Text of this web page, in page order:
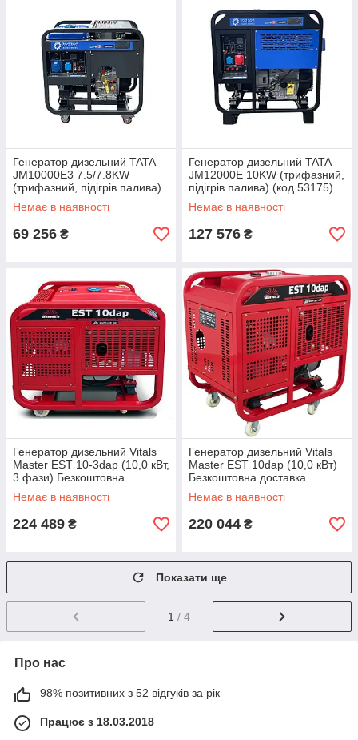
Генератор дизельний TATA
JM10000E3 7.5/7.8KW
(трифазний, підігрів палива)
(код 53174)
Немає в наявності
69 256 ₴
Генератор дизельний TATA
JM12000E 10KW (трифазний,
підігрів палива) (код 53175)
Немає в наявності
127 576 ₴
Генератор дизельний Vitals
Master EST 10-3dap (10,0 кВт,
3 фази) Безкоштовна
доставка
Немає в наявності
224 489 ₴
Генератор дизельний Vitals
Master EST 10dap (10,0 кВт)
Безкоштовна доставка
Немає в наявності
220 044 ₴
Показати ще
1 / 4
Про нас
98% позитивних з 52 відгуків за рік
Працює з 18.03.2018